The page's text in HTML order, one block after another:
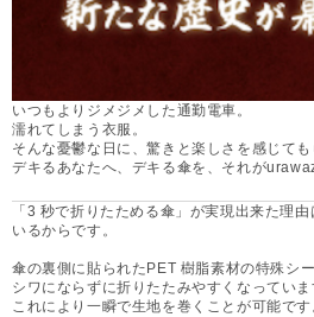
いつもよりジメジメした通勤電車。
濡れてしまう衣服。
そんな憂鬱な日に、驚きと楽しさを感じても
デキるあなたへ、デキる傘を、それが
「3 秒で折りたためる傘」が実現出来た理
いるからです。
傘の裏側に貼られたPET 樹脂素材の特殊シ
シワにならずに折りたたみやすくなっていま
これにより一瞬で生地を巻くことが可能です